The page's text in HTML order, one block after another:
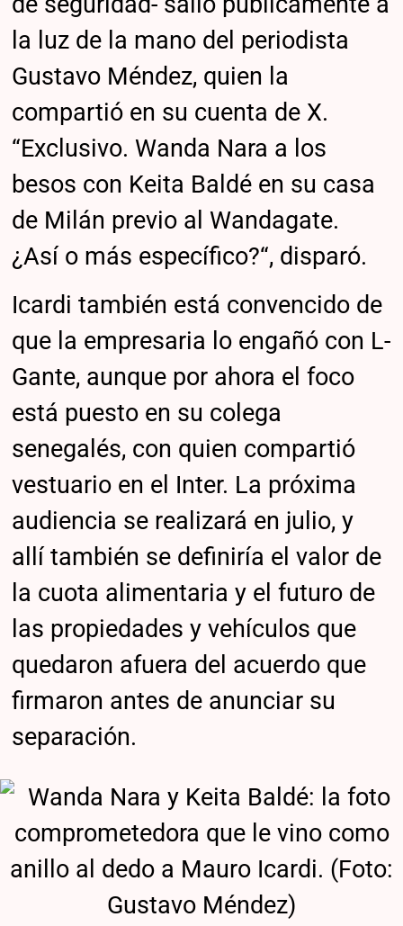
la luz de la mano del periodista
Gustavo Méndez, quien la
compartió en su cuenta de X.
“Exclusivo. Wanda Nara a los
besos con Keita Baldé en su casa
de Milán previo al Wandagate.
¿Así o más específico?“, disparó.
Icardi también está convencido de
que la empresaria lo engañó con L-
Gante, aunque por ahora el foco
está puesto en su colega
senegalés, con quien compartió
vestuario en el Inter. La próxima
audiencia se realizará en julio, y
allí también se definiría el valor de
la cuota alimentaria y el futuro de
las propiedades y vehículos que
quedaron afuera del acuerdo que
firmaron antes de anunciar su
separación.